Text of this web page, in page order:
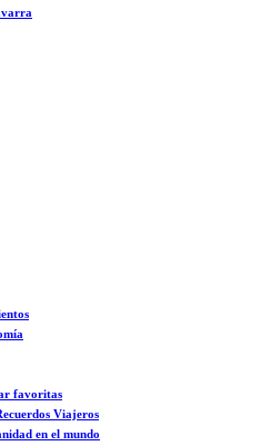
favoritas
Viajeros
en el mundo